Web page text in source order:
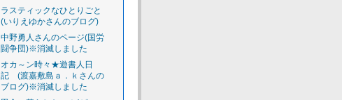
ラスティックなひとりごと
(いりえゆかさんのブログ)
中野勇人さんのページ(国労
闘争団)※消滅しました
オカ～ン時々★遊書人日
記 (渡嘉敷島ａ．ｋさんの
ブログ)※消滅しました